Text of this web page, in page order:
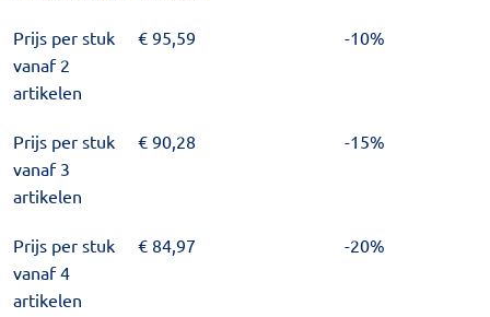
Prijs per stuk
vanaf 2
artikelen
€ 95,59 -10%
Prijs per stuk
vanaf 3
artikelen
€ 90,28 -15%
Prijs per stuk
vanaf 4
artikelen
€ 84,97 -20%